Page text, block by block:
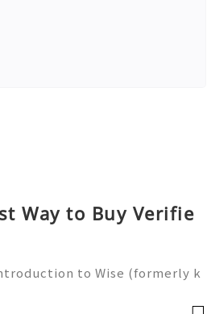
Way to Buy Verifie
to Wise (formerly k
has never been easier. Ente